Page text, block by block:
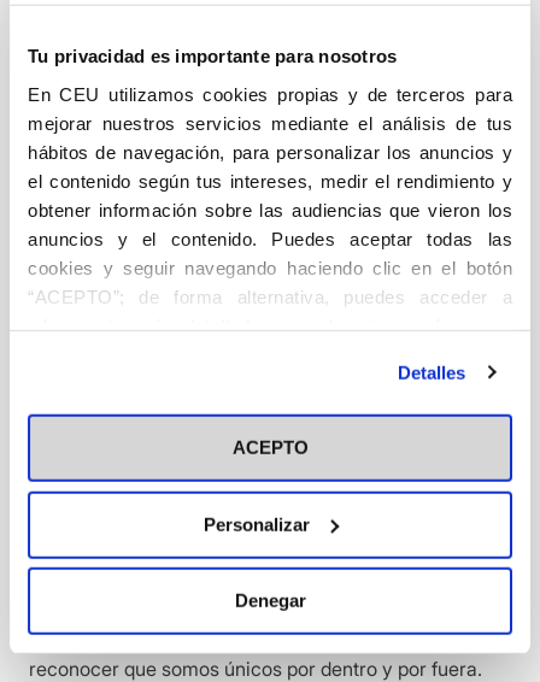
Tu privacidad es importante para nosotros
En CEU utilizamos cookies propias y de terceros para
mejorar nuestros servicios mediante el análisis de tus
hábitos de navegación, para personalizar los anuncios y
el contenido según tus intereses, medir el rendimiento y
obtener información sobre las audiencias que vieron los
anuncios y el contenido. Puedes aceptar todas las
cookies y seguir navegando haciendo clic en el botón
“ACEPTO”; de forma alternativa, puedes acceder a
en el botón "Personalizar". Para más información puedes
visitar nuestra Política de Cookies
Detalles
ACEPTO
Personalizar
Denegar
¿Qué dice de nosotros nuestra imagen? ¿Cómo influye
la ropa, los accesorios y todo lo que complementa
nuestro aspecto a la hora de comunicarnos con los
demás? ¿Qué mensajes conscientes o inconscientes
emitimos a través de nuestra indumentaria? En este
libro de Coaching de Imagen e identidad Personal la
autora nos invita a reflexionar sobre cuestiones tan
importantes como la aceptación individual, la
confianza y la autoestima, y su reflejo en nuestra
imagen a la hora de seguir las tendencias, así como los
problemas psicológicos derivados de la falta de
modas masculinas y su evolución, la alta costura, la
democratización de la moda, la importancia de los
colores y sus distintos significados, las tribus urbanas,
las tipologías y morfologías femeninas, o la
importancia de no falsificar ni manipular
personalidades, son algunas de las cuestiones que se
abordan en este libro en el que se dan las claves para
reconocer que somos únicos por dentro y por fuera.